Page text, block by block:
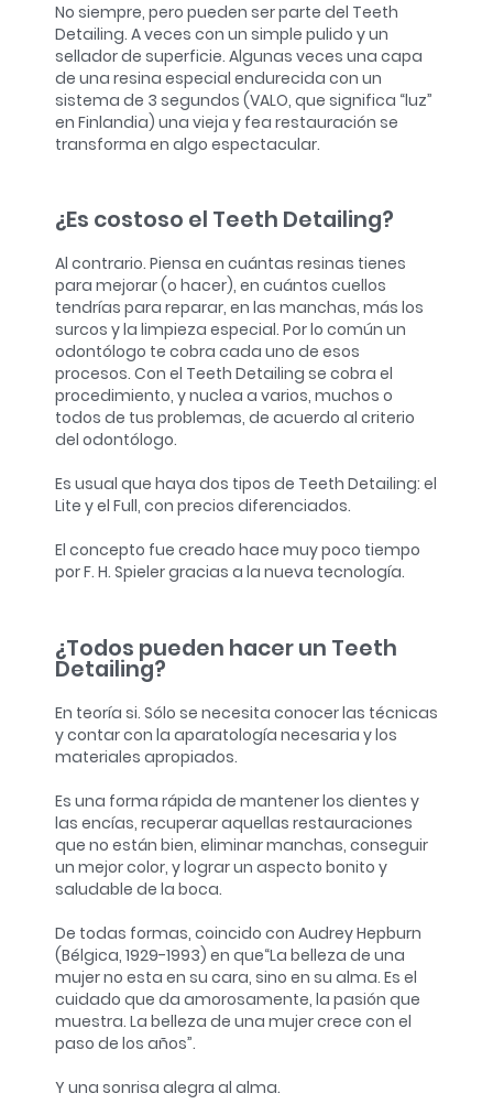
No siempre, pero pueden ser parte del Teeth
Detailing. A veces con un simple pulido y un
sellador de superficie. Algunas veces una capa
de una resina especial endurecida con un
sistema de 3 segundos (VALO, que significa “luz”
en Finlandia) una vieja y fea restauración se
transforma en algo espectacular.
¿Es costoso el Teeth Detailing?
Al contrario. Piensa en cuántas resinas tienes
para mejorar (o hacer), en cuántos cuellos
tendrías para reparar, en las manchas, más los
surcos y la limpieza especial. Por lo común un
odontólogo te cobra cada uno de esos
procesos. Con el Teeth Detailing se cobra el
procedimiento, y nuclea a varios, muchos o
todos de tus problemas, de acuerdo al criterio
del odontólogo.
Es usual que haya dos tipos de Teeth Detailing: el
Lite y el Full, con precios diferenciados.
El concepto fue creado hace muy poco tiempo
por F. H. Spieler gracias a la nueva tecnología.
¿Todos pueden hacer un Teeth
Detailing?
En teoría si. Sólo se necesita conocer las técnicas
y contar con la aparatología necesaria y los
materiales apropiados.
Es una forma rápida de mantener los dientes y
las encías, recuperar aquellas restauraciones
que no están bien, eliminar manchas, conseguir
un mejor color, y lograr un aspecto bonito y
saludable de la boca.
De todas formas, coincido con Audrey Hepburn
(Bélgica, 1929-1993) en que“La belleza de una
mujer no esta en su cara, sino en su alma. Es el
cuidado que da amorosamente, la pasión que
muestra. La belleza de una mujer crece con el
paso de los años”.
Y una sonrisa alegra al alma.